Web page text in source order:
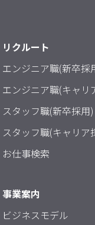
リクルート
エンジニア職(新卒採
エンジニア職(キャリ
スタッフ職(新卒採用)
スタッフ職(キャリア
お仕事検索
事業案内
ビジネスモデル